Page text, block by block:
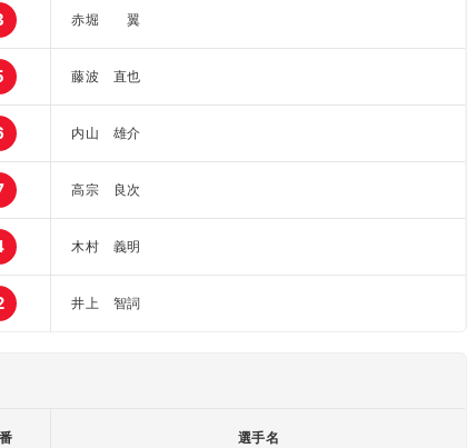
赤堀 翼
藤波 直也
内山 雄介
高宗 良次
木村 義明
井上 智詞
選手名